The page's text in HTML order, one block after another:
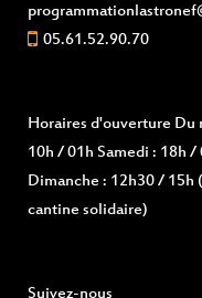
05.61.52.90.70
Horaires d'ouverture Du
10h / 01h Samedi : 18h
Dimanche : 12h30 / 15h
cantine solidaire)
Suivez-nous